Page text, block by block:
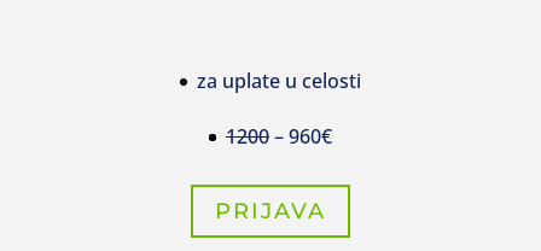
za uplate u celosti
1200– 960€
PRIJAVA